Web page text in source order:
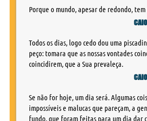
Porque o mundo, apesar de redondo,
Todos os dias, logo cedo dou uma
peço: tomara que as nossas vontades
coincidirem, que a Sua prevaleça.
Se não for hoje, um dia será. Algumas
impossíveis e malucas que pareçam, a
fundo, que foram feitas para um dia dar